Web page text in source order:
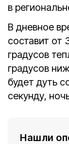
в
В дневное
составит от
градусов
градусов
будет дуть
секунду,
Нашли